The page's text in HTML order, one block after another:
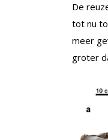
De
tot nu
meer
groter